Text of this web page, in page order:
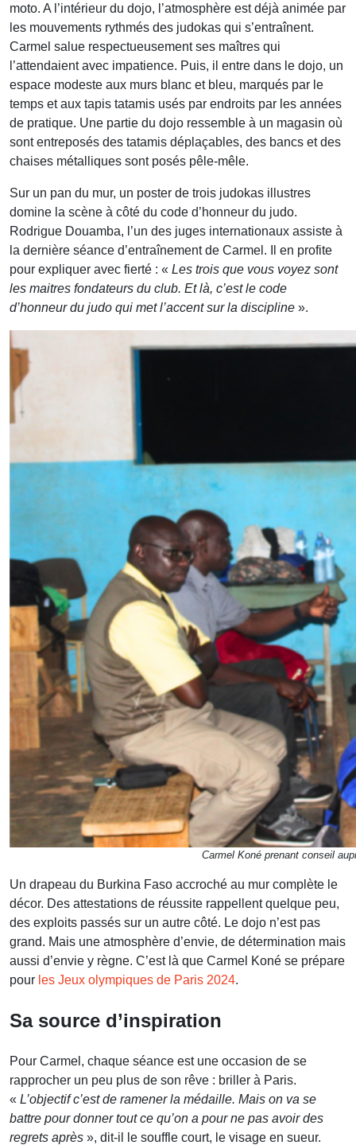
moto. A l’intérieur du dojo, l’atmosphère est déjà animée par
les mouvements rythmés des judokas qui s’entraînent.
Carmel salue respectueusement ses maîtres qui
l’attendaient avec impatience. Puis, il entre dans le dojo, un
espace modeste aux murs blanc et bleu, marqués par le
temps et aux tapis tatamis usés par endroits par les années
de pratique. Une partie du dojo ressemble à un magasin où
sont entreposés des tatamis déplaçables, des bancs et des
chaises métalliques sont posés pêle-mêle.
Sur un pan du mur, un poster de trois judokas illustres
domine la scène à côté du code d’honneur du judo.
Rodrigue Douamba, l’un des juges internationaux assiste à
la dernière séance d’entraînement de Carmel. Il en profite
pour expliquer avec fierté : « Les trois que vous voyez sont
les maitres fondateurs du club. Et là, c’est le code
d’honneur du judo qui met l’accent sur la discipline ».
Carmel Koné prenant conseil
Un drapeau du Burkina Faso accroché au mur complète le
décor. Des attestations de réussite rappellent quelque peu,
des exploits passés sur un autre côté. Le dojo n’est pas
grand. Mais une atmosphère d’envie, de détermination mais
aussi d’envie y règne. C’est là que Carmel Koné se prépare
pour les Jeux olympiques de Paris 2024.
Sa source d’inspiration
Pour Carmel, chaque séance est une occasion de se
rapprocher un peu plus de son rêve : briller à Paris.
« L’objectif c’est de ramener la médaille. Mais on va se
battre pour donner tout ce qu’on a pour ne pas avoir des
regrets après », dit-il le souffle court, le visage en sueur.